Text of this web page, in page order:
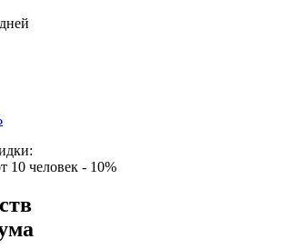
10 человек - 10%